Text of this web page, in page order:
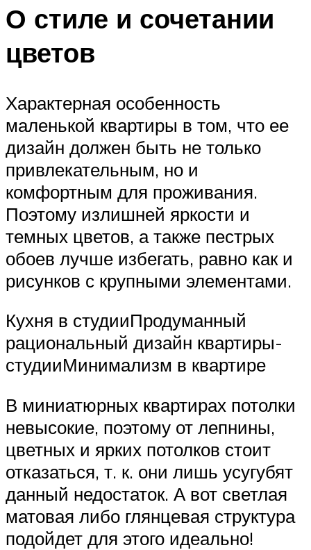
О стиле и сочетании
цветов
Характерная особенность
маленькой квартиры в том, что ее
дизайн должен быть не только
привлекательным, но и
комфортным для проживания.
Поэтому излишней яркости и
темных цветов, а также пестрых
обоев лучше избегать, равно как и
рисунков с крупными элементами.
Кухня в студииПродуманный
рациональный дизайн квартиры-
студииМинимализм в квартире
В миниатюрных квартирах потолки
невысокие, поэтому от лепнины,
цветных и ярких потолков стоит
отказаться, т. к. они лишь усугубят
данный недостаток. А вот светлая
матовая либо глянцевая структура
подойдет для этого идеально!